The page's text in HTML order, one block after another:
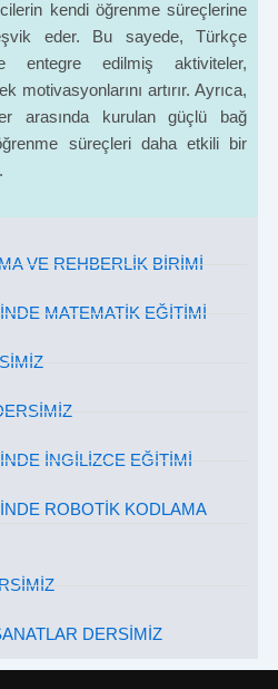
kendi öğrenme süreçlerine
eder. Bu sayede, Türkçe
entegre edilmiş aktiviteler,
motivasyonlarını artırır. Ayrıca,
arasında kurulan güçlü bağ
süreçleri daha etkili bir
VE REHBERLİK BİRİMİ
MATEMATİK EĞİTİMİ
İNGİLİZCE EĞİTİMİ
ROBOTİK KODLAMA
DERSİMİZ